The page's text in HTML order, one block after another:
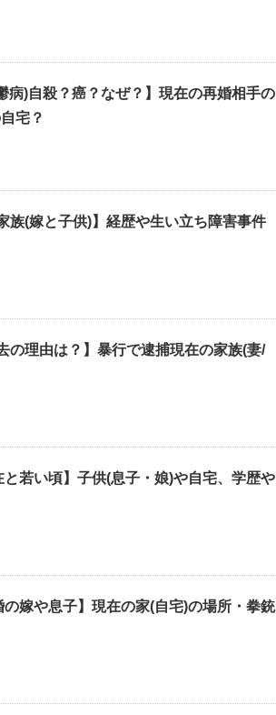
病)自殺？癌？なぜ？】現在の再婚相手の
宅？
族(嫁と子供)】経歴や生い立ち障害事件
の理由は？】暴行で逮捕現在の家族(妻/
若い頃】子供(息子・娘)や自宅、学歴や
嫁や息子】現在の家(自宅)の場所・拳銃